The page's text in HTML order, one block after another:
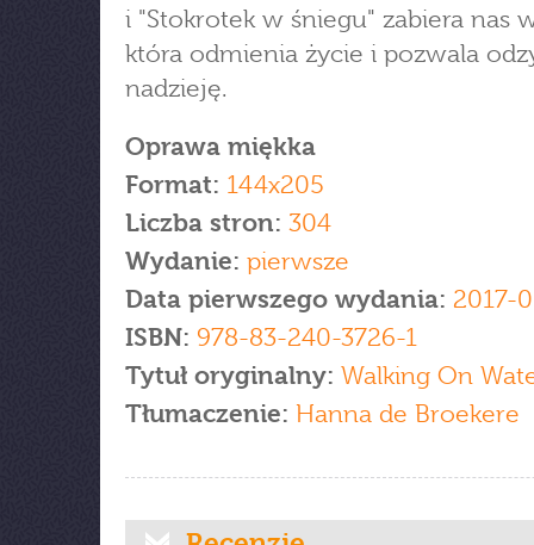
i "Stokrotek w śniegu" zabiera nas
która odmienia życie i pozwala
nadzieję.
Oprawa miękka
Format: 144x205
Liczba stron: 304
Wydanie: pierwsze
Data pierwszego wydania: 2017-
ISBN: 978-83-240-3726-1
Tytuł oryginalny: Walking On
Tłumaczenie: Hanna de Broekere